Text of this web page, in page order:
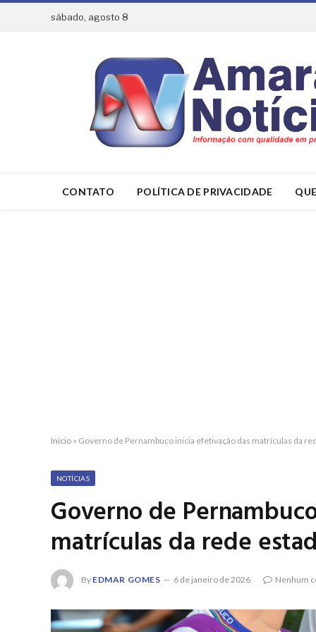
sábado, agosto 8
CONTATO POLÍTICA DE PRIVACIDADE
Início » Governo de Pernambuco inicia efetivação das matrículas da
NOTÍCIAS
Governo de
matrículas da rede
By EDMAR GOMES 6 de janeiro de 2026 Nenhum